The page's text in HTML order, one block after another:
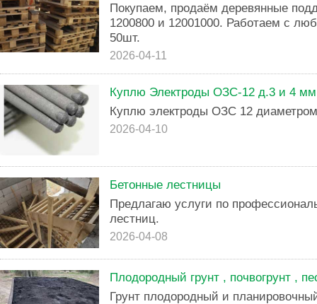
Покупаем, продаём деревянные
1200800 и 12001000. Работаем с
50шт.
2026-04-11
Куплю Электроды ОЗС-12 д.3 и 4 мм
Куплю электроды ОЗС 12
2026-04-10
Бетонные лестницы
Предлагаю услуги по
лестниц.
2026-04-08
Плодородный грунт , почвогрунт ,
Грунт плодородный и